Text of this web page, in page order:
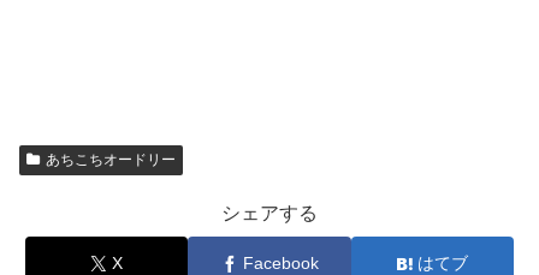
あちこちオードリー
シェアする
X Facebook はてブ